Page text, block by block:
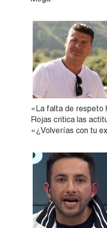
«La falta de respeto
Rojas critica las
«¿Volverías con tu